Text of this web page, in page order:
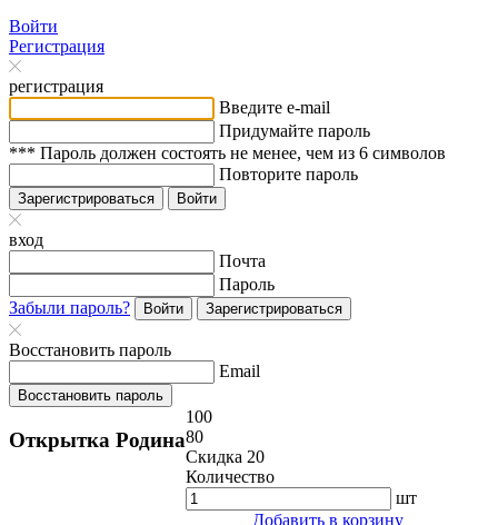
Войти
Регистрация
регистрация
Введите e-mail
Придумайте пароль
*** Пароль должен состоять не менее, чем из 6 символов
Повторите пароль
Зарегистрироваться Войти
вход
Почта
Пароль
Забыли пароль?
Войти Зарегистрироваться
Восстановить пароль
Email
Восстановить пароль
Открытка Родина
100
80
Скидка 20
Количество
шт
Добавить в корзину